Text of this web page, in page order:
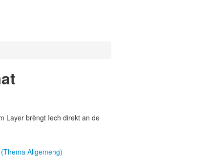
Layer brëngt Iech direkt an de
Allgemeng)